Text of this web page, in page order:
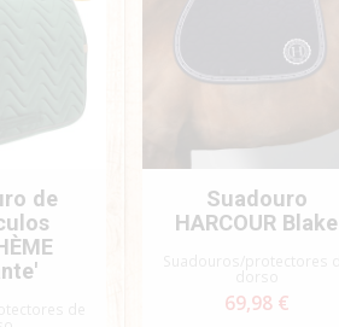
de
Suadouro
HARCOUR Blake
69,98 €